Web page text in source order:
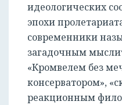
идеологических
эпохи
современники
загадочным
«Кромвелем без
консерватором»,
реакционным